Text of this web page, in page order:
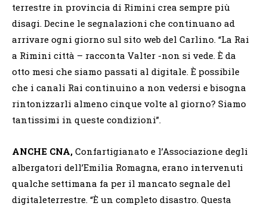
terrestre in provincia di Rimini crea sempre più
disagi. Decine le segnalazioni che continuano ad
arrivare ogni giorno sul sito web del Carlino. “La Rai
a Rimini città – racconta Valter -non si vede. È da
otto mesi che siamo passati al digitale. È possibile
che i canali Rai continuino a non vedersi e bisogna
rintonizzarli almeno cinque volte al giorno? Siamo
tantissimi in queste condizioni”.
ANCHE CNA, Confartigianato e l’Associazione degli
albergatori dell’Emilia Romagna, erano intervenuti
qualche settimana fa per il mancato segnale del
digitaleterrestre. “È un completo disastro. Questa